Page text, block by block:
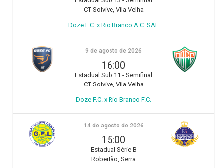
CT Solvive, Vila Velha
Doze F.C. x Rio Branco A.C. SAF
9 de agosto de 2026
16:00
Estadual Sub 11 - Semifinal
CT Solvive, Vila Velha
Doze F.C. x Rio Branco F.C.
14 de agosto de 2026
15:00
Estadual Série B
Robertão, Serra